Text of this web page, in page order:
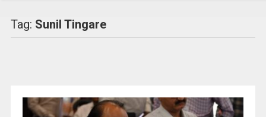
Tag: Sunil Tingare